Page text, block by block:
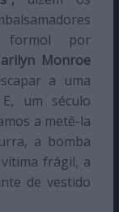
formol por
Monroe
a uma
um século
a metê-la
a bomba
frágil, a
de vestido